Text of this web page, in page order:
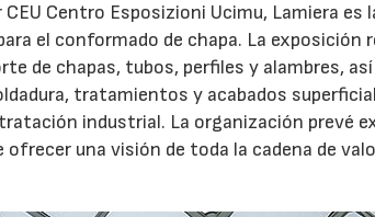
Centro Esposizioni Ucimu, Lamiera es
el conformado de chapa. La exposición
de chapas, tubos, perfiles y alambres,
tratamientos y acabados
industrial. La organización prevé
una visión de toda la cadena de